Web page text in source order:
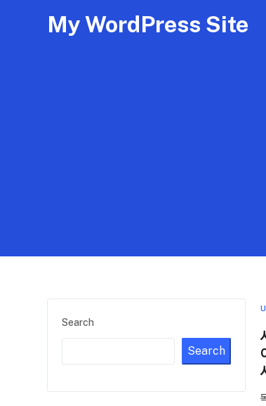
My WordPress Site
Search
Search